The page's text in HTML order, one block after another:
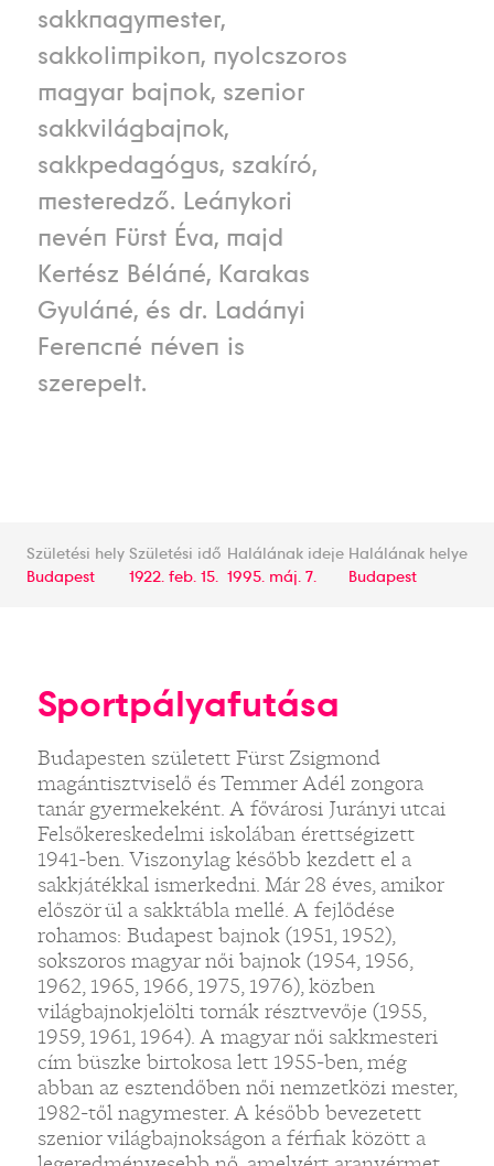
sakknagymester,
sakkolimpikon, nyolcszoros
magyar bajnok, szenior
sakkvilágbajnok,
sakkpedagógus, szakíró,
mesteredző. Leánykori
nevén Fürst Éva, majd
Kertész Béláné, Karakas
Gyuláné, és dr. Ladányi
Ferencné néven is
szerepelt.
Születési hely
Budapest
Születési idő
1922. feb. 15.
Halálának ideje
1995. máj. 7.
Halálának helye
Budapest
Sportpályafutása
Budapesten született Fürst Zsigmond
magántisztviselő és Temmer Adél zongora
tanár gyermekeként. A fővárosi Jurányi utcai
Felsőkereskedelmi iskolában érettségizett
1941-ben. Viszonylag később kezdett el a
sakkjátékkal ismerkedni. Már 28 éves, amikor
először ül a sakktábla mellé. A fejlődése
rohamos: Budapest bajnok (1951, 1952),
sokszoros magyar női bajnok (1954, 1956,
1962, 1965, 1966, 1975, 1976), közben
világbajnokjelölti tornák résztvevője (1955,
1959, 1961, 1964). A magyar női sakkmesteri
cím büszke birtokosa lett 1955-ben, még
abban az esztendőben női nemzetközi mester,
1982-től nagymester. A később bevezetett
szenior világbajnokságon a férfiak között a